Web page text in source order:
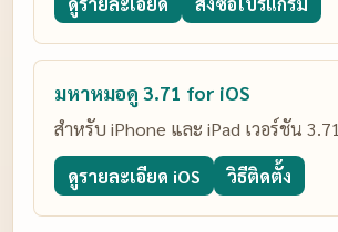
มหาหมอดู 3.71 for iOS
สำหรับ iPhone และ iPad เวอร์ชัน 3.71
ดูรายละเอียด iOS วิธีติดตั้ง